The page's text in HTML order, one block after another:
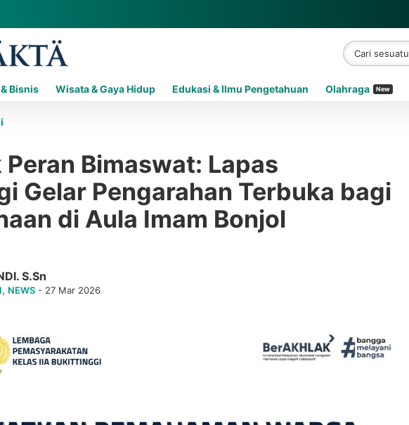
Bisnis Wisata & Gaya Hidup Edukasi & Ilmu Pengetahuan Olahraga New
Bimaswat: Lapas
Gelar Pengarahan Terbuka bagi
di Aula Imam Bonjol
S.Sn
, NEWS - 27 Mar 2026